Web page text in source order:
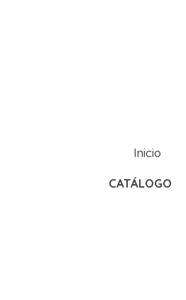
Inicio
CATÁLOGO